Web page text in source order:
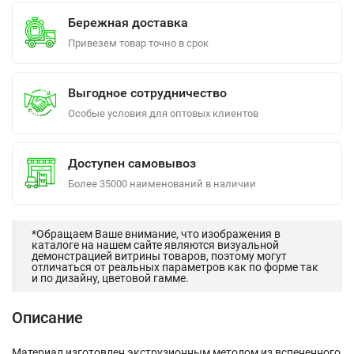
Бережная доставка
Привезем товар точно в срок
Выгодное сотрудничество
Особые условия для оптовых клиентов
Доступен самовывоз
Более 35000 наименований в наличии
*Обращаем Ваше внимание, что изображения в
каталоге на нашем сайте являются визуальной
демонстрацией витрины товаров, поэтому могут
отличаться от реальных параметров как по форме так
и по дизайну, цветовой гамме.
Описание